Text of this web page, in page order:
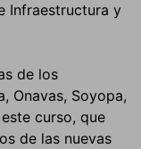
Infraestructura y
de los
Onavas, Soyopa,
curso, que
de las nuevas